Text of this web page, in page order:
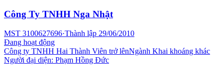
Công Ty TNHH Nga Nhật
MST 3100627696·Thành lập 29/06/2010
Đang hoạt động
Công ty TNHH Hai Thành Viên trở lênNgành Khai khoáng khác
Người đại diện: Phạm Hồng Đức